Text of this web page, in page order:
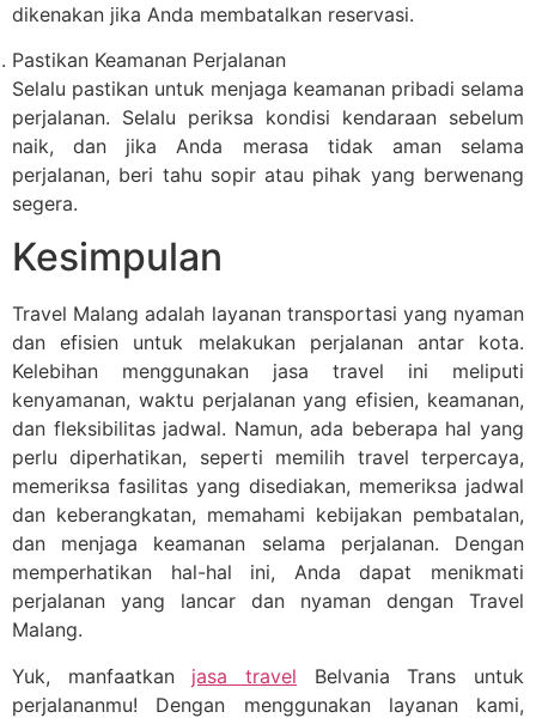
dikenakan jika Anda membatalkan reservasi.
Pastikan Keamanan Perjalanan
Selalu pastikan untuk menjaga keamanan pribadi selama
perjalanan. Selalu periksa kondisi kendaraan sebelum
naik, dan jika Anda merasa tidak aman selama
perjalanan, beri tahu sopir atau pihak yang berwenang
segera.
Kesimpulan
Travel Malang adalah layanan transportasi yang nyaman
dan efisien untuk melakukan perjalanan antar kota.
Kelebihan menggunakan jasa travel ini meliputi
kenyamanan, waktu perjalanan yang efisien, keamanan,
dan fleksibilitas jadwal. Namun, ada beberapa hal yang
perlu diperhatikan, seperti memilih travel terpercaya,
memeriksa fasilitas yang disediakan, memeriksa jadwal
dan keberangkatan, memahami kebijakan pembatalan,
dan menjaga keamanan selama perjalanan. Dengan
memperhatikan hal-hal ini, Anda dapat menikmati
perjalanan yang lancar dan nyaman dengan Travel
Malang.
Yuk, manfaatkan jasa travel Belvania Trans untuk
perjalananmu! Dengan menggunakan layanan kami,